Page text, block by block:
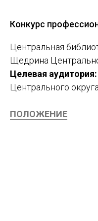
Конкурс
Центральная
Щедрина
Целевая аудитория:
Центрального округа
ПОЛОЖЕНИЕ